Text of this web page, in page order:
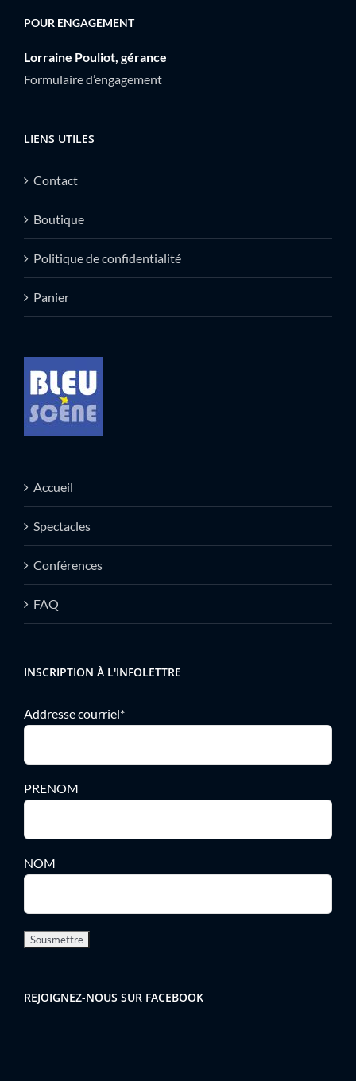
POUR ENGAGEMENT
Lorraine Pouliot, gérance
Formulaire d’engagement
LIENS UTILES
Contact
Boutique
Politique de confidentialité
Panier
Accueil
Spectacles
Conférences
FAQ
INSCRIPTION À L'INFOLETTRE
Addresse courriel*
PRENOM
NOM
REJOIGNEZ-NOUS SUR FACEBOOK